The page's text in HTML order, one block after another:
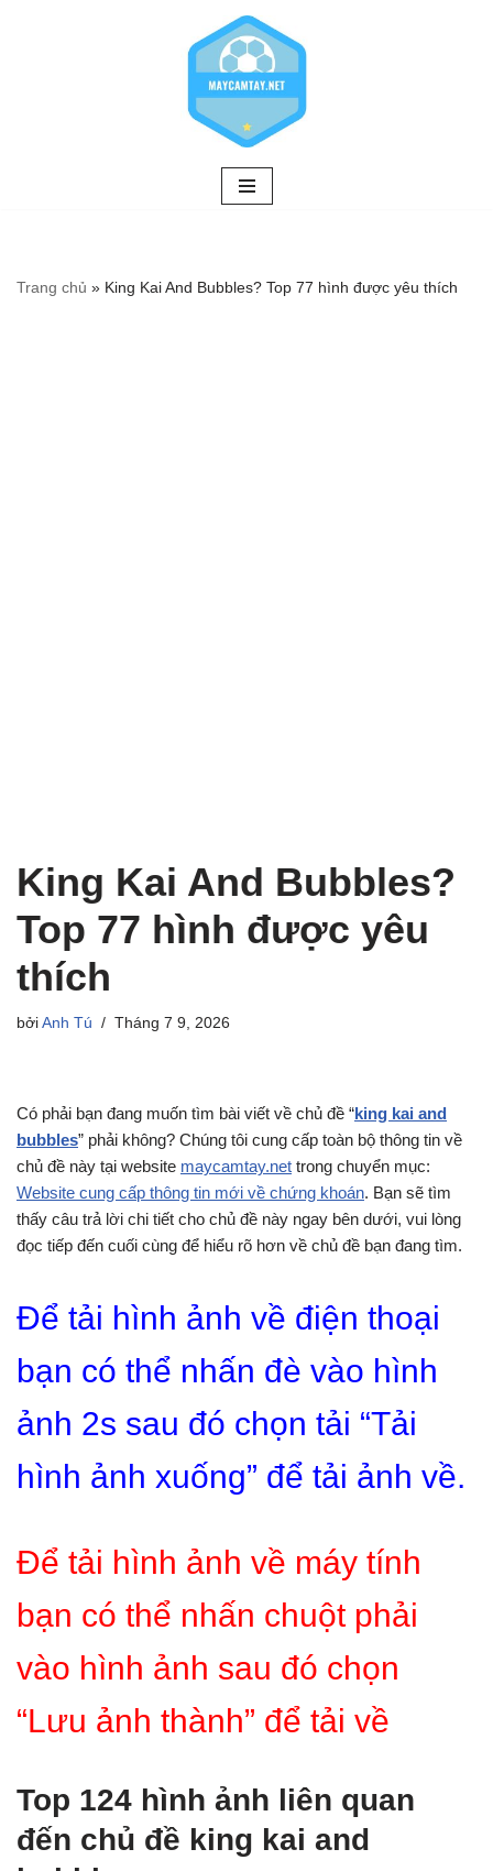
Trang chủ » King Kai And Bubbles? Top 77 hình được yêu thích
King Kai And Bubbles?
Top 77 hình được yêu
thích
bởi Anh Tú Tháng 7 9, 2026
Có phải bạn đang muốn tìm bài viết về chủ đề “king kai and
bubbles” phải không? Chúng tôi cung cấp toàn bộ thông tin về
chủ đề này tại website maycamtay.net trong chuyển mục:
Website cung cấp thông tin mới về chứng khoán. Bạn sẽ tìm
thấy câu trả lời chi tiết cho chủ đề này ngay bên dưới, vui lòng
đọc tiếp đến cuối cùng để hiểu rõ hơn về chủ đề bạn đang tìm.
Để tải hình ảnh về điện thoại
bạn có thể nhấn đè vào hình
ảnh 2s sau đó chọn tải “Tải
hình ảnh xuống” để tải ảnh về.
Để tải hình ảnh về máy tính
bạn có thể nhấn chuột phải
vào hình ảnh sau đó chọn
“Lưu ảnh thành” để tải về
Top 124 hình ảnh liên quan
đến chủ đề king kai and